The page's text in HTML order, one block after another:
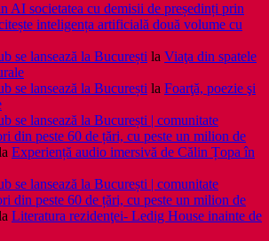
AI societatea cu demisii de președinți prin
inteligența artificială două volume cu
se lansează la București la Viaţa din spatele
se lansează la București la Foarţă, poezie şi
se lansează la București | comunitate
din peste 60 de țări, cu peste un milion de
Experiență audio imersivă de Călin Țopa în
se lansează la București | comunitate
din peste 60 de țări, cu peste un milion de
Literatura rezidenţei- Ledig House inainte de